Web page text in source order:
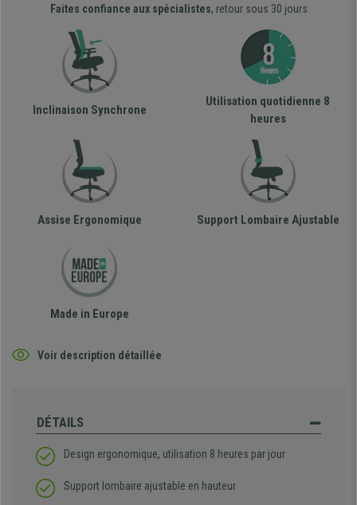
Faites confiance aux spécialistes, retour sous 30 jours
Inclinaison Synchrone
Utilisation quotidienne 8
heures
Assise Ergonomique Support Lombaire Ajustable
Made in Europe
Voir description détaillée
DÉTAILS
Design ergonomique, utilisation 8 heures par jour
Support lombaire ajustable en hauteur